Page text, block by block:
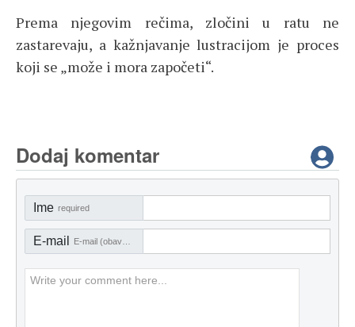
Prema njegovim rečima, zločini u ratu ne
zastarevaju, a kažnjavanje lustracijom je proces
koji se „može i mora započeti“.
Dodaj komentar
Ime required
E-mail